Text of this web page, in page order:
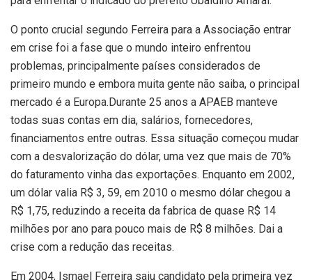
O ponto crucial segundo Ferreira para a Associação entrar
em crise foi a fase que o mundo inteiro enfrentou
problemas, principalmente países considerados de
primeiro mundo e embora muita gente não saiba, o principal
mercado é a Europa.Durante 25 anos a APAEB manteve
todas suas contas em dia, salários, fornecedores,
financiamentos entre outras. Essa situação começou mudar
com a desvalorização do dólar, uma vez que mais de 70%
do faturamento vinha das exportações. Enquanto em 2002,
um dólar valia R$ 3, 59, em 2010 o mesmo dólar chegou a
R$ 1,75, reduzindo a receita da fabrica de quase R$ 14
milhões por ano para pouco mais de R$ 8 milhões. Dai a
crise com a redução das receitas.
Em 2004, Ismael Ferreira saiu candidato pela primeira vez